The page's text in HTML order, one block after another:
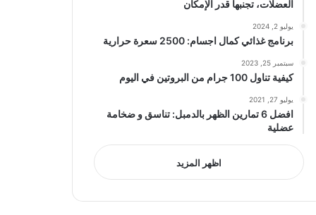
العضلات، تجنبها قدر الإمكان
يوليو 2, 2024
برنامج غذائي كمال اجسام: 2500 سعرة حرارية
سبتمبر 25, 2023
كيفية تناول 100 جرام من البروتين في اليوم
يوليو 27, 2021
افضل 6 تمارين الظهر بالدمبل: تناسق و ضخامة
عضلية
اظهر المزيد